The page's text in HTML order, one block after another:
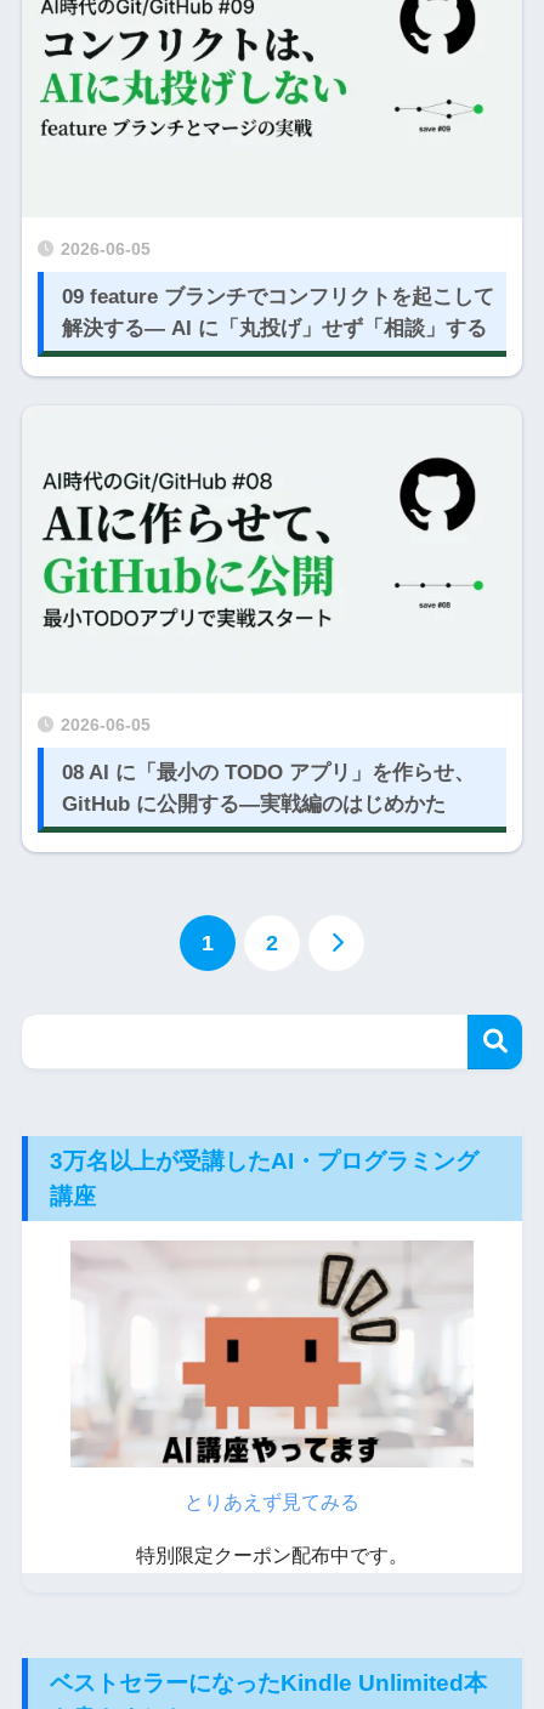
2026-06-05
09 feature ブランチでコンフリクトを起こして
解決する― AI に「丸投げ」せず「相談」する
2026-06-05
08 AI に「最小の TODO アプリ」を作らせ、
GitHub に公開する―実戦編のはじめかた
1 2
3万名以上が受講したAI・プログラミング
講座
とりあえず見てみる
特別限定クーポン配布中です。
ベストセラーになったKindle Unlimited本